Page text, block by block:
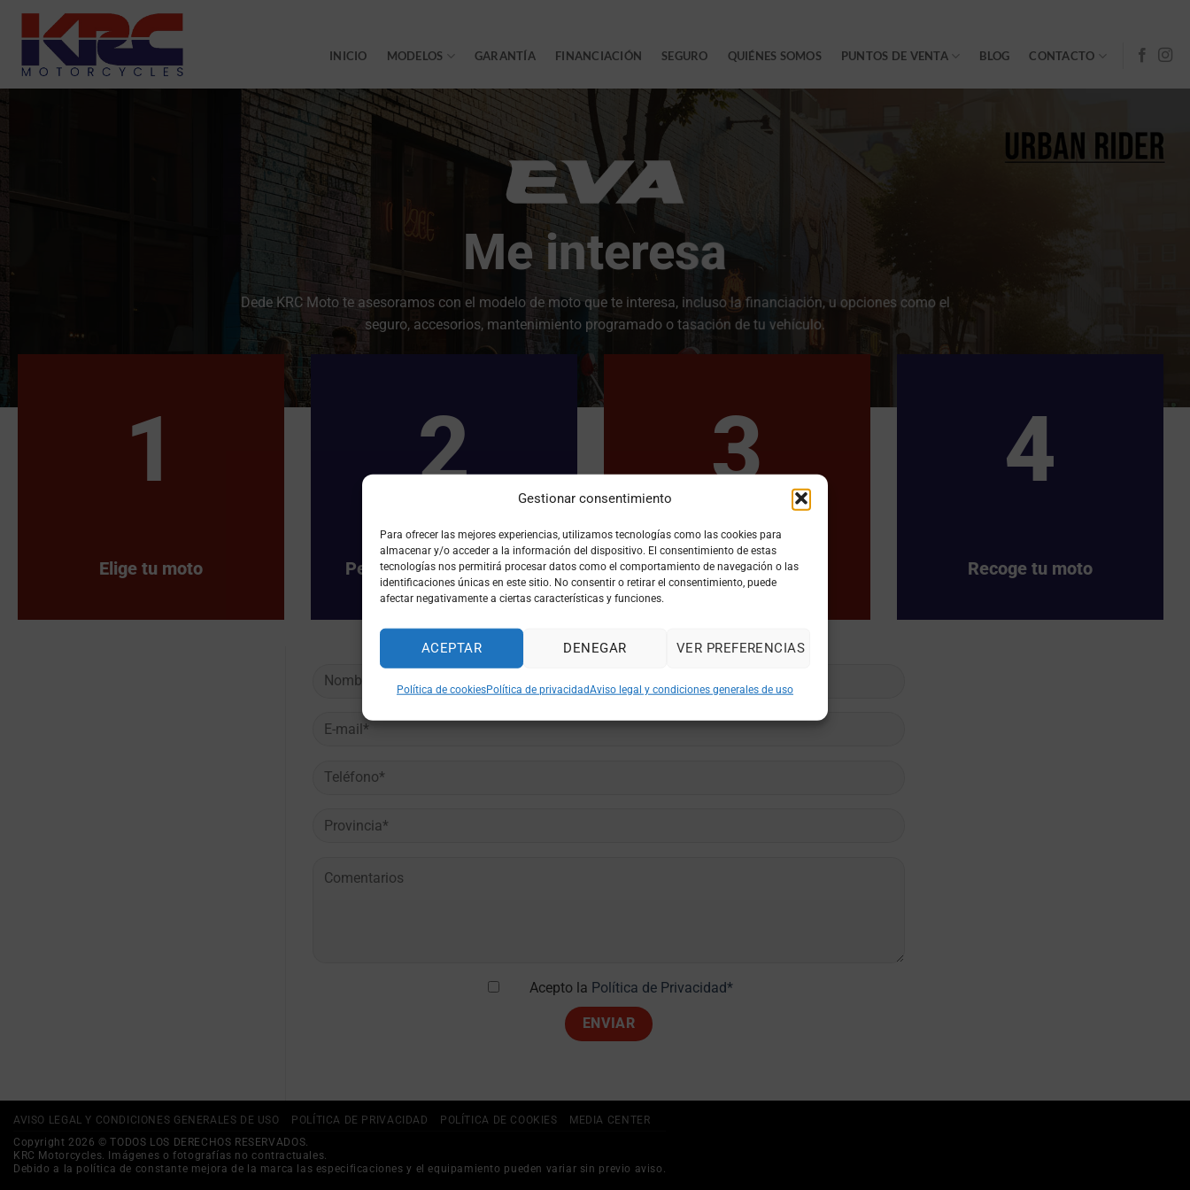
Gestionar consentimiento
Para ofrecer las mejores experiencias, utilizamos tecnologías como las cookies para
almacenar y/o acceder a la información del dispositivo. El consentimiento de estas
tecnologías nos permitirá procesar datos como el comportamiento de navegación o las
identificaciones únicas en este sitio. No consentir o retirar el consentimiento, puede
afectar negativamente a ciertas características y funciones.
ACEPTAR DENEGAR VER PREFERENCIAS
Política de cookiesPolítica de privacidadAviso legal y condiciones generales de uso
Saltar
contenido
INICIO MODELOS GARANTÍA FINANCIACIÓN SEGURO QUIÉNES SOMOS PUNTOS DE VENTA BLOG CONTACTO
Me interesa
Dede KRC Moto te asesoramos con el modelo de moto que te interesa, incluso la financiación, u opciones como el
seguro, accesorios, mantenimiento programado o tasación de tu vehículo.
1
Elige tu moto
2
Personaliza tus opciones
3
Elige tu tienda
4
Recoge tu moto
Acepto la Política de Privacidad*
AVISO LEGAL Y CONDICIONES GENERALES DE USO POLÍTICA DE PRIVACIDAD POLÍTICA DE COOKIES
MEDIA CENTER
Copyright 2026 © TODOS LOS DERECHOS RESERVADOS.
KRC Motorcycles. Imágenes o fotografías no contractuales.
Debido a la política de constante mejora de la marca las especificaciones y el equipamiento pueden variar sin previo aviso.